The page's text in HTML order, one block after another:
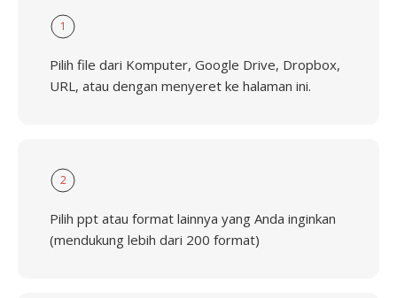
1
Pilih file dari Komputer, Google Drive, Dropbox,
URL, atau dengan menyeret ke halaman ini.
2
Pilih ppt atau format lainnya yang Anda inginkan
(mendukung lebih dari 200 format)